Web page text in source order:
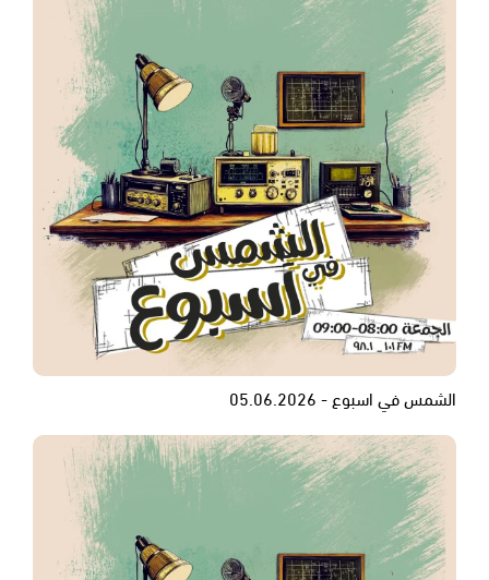
الشمس في اسبوع - 05.06.2026